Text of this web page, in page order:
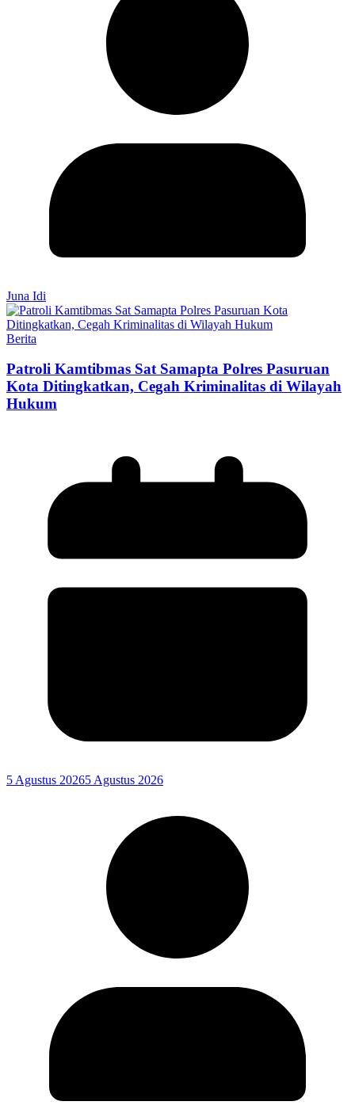
Juna Idi
Berita
Patroli Kamtibmas Sat Samapta Polres Pasuruan
Kota Ditingkatkan, Cegah Kriminalitas di Wilayah
Hukum
5 Agustus 20265 Agustus 2026